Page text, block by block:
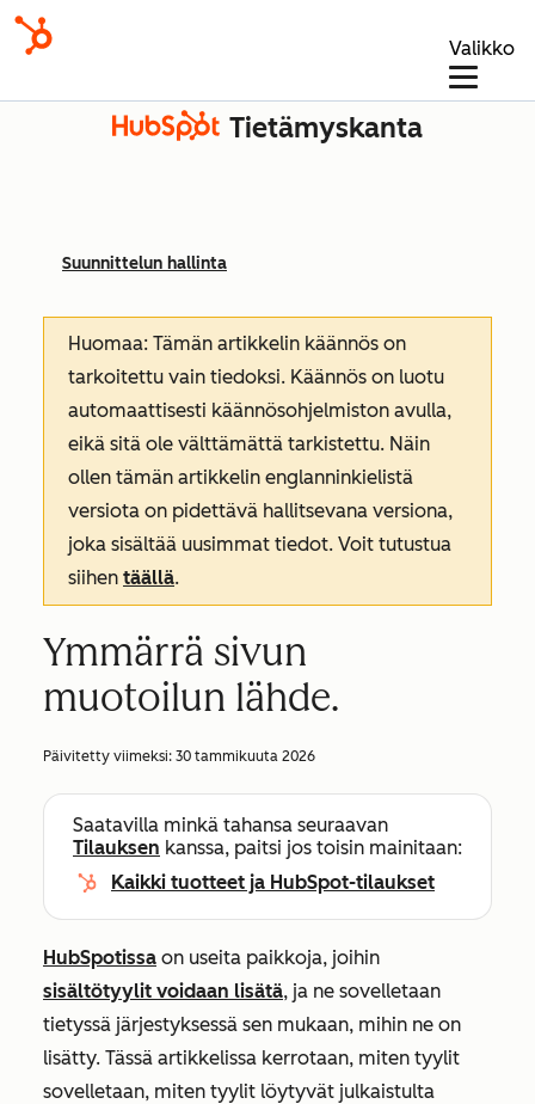
Valikko
Tietämyskanta
Suunnittelun hallinta
Huomaa: Tämän artikkelin käännös on
tarkoitettu vain tiedoksi. Käännös on luotu
automaattisesti käännösohjelmiston avulla,
eikä sitä ole välttämättä tarkistettu. Näin
ollen tämän artikkelin englanninkielistä
versiota on pidettävä hallitsevana versiona,
joka sisältää uusimmat tiedot. Voit tutustua
siihen täällä.
Ymmärrä sivun
muotoilun lähde.
Päivitetty viimeksi: 30 tammikuuta 2026
Saatavilla minkä tahansa seuraavan
Tilauksen kanssa, paitsi jos toisin mainitaan:
Kaikki tuotteet ja HubSpot-tilaukset
HubSpotissa on useita paikkoja, joihin
sisältötyylit voidaan lisätä, ja ne sovelletaan
tietyssä järjestyksessä sen mukaan, mihin ne on
lisätty. Tässä artikkelissa kerrotaan, miten tyylit
sovelletaan, miten tyylit löytyvät julkaistulta